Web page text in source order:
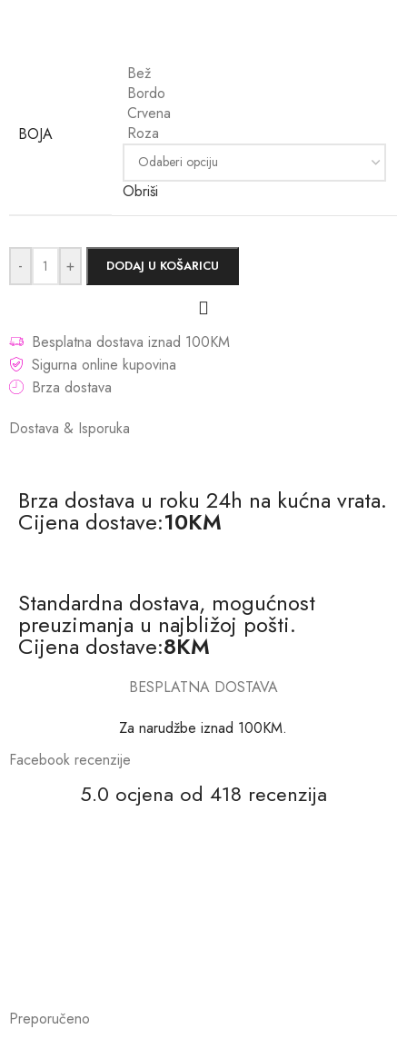
BOJA
Bež
Bordo
Crvena
Roza
Obriši
- + DODAJ U KOŠARICU
Besplatna dostava iznad 100KM
Sigurna online kupovina
Brza dostava
Dostava & Isporuka
Brza dostava u roku 24h na kućna vrata.
Cijena dostave:10KM
Standardna dostava, mogućnost
preuzimanja u najbližoj pošti.
Cijena dostave:8KM
BESPLATNA DOSTAVA
Za narudžbe iznad 100KM.
Facebook recenzije
5.0 ocjena od 418 recenzija
Preporučeno